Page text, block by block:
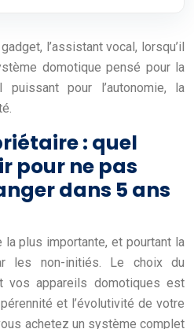
l’assistant vocal, lorsqu’il
domotique pensé pour la
pour l’autonomie, la
: quel
pour ne pas
dans 5 ans
la plus importante, et pourtant la
les non-initiés. Le choix du
vos appareils domotiques est
et l’évolutivité de votre
achetez un système complet